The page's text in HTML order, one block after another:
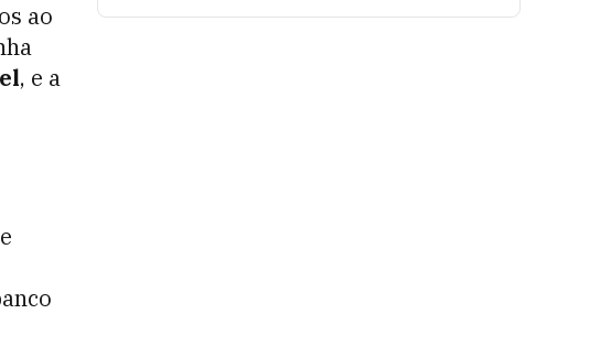
ao
, e a